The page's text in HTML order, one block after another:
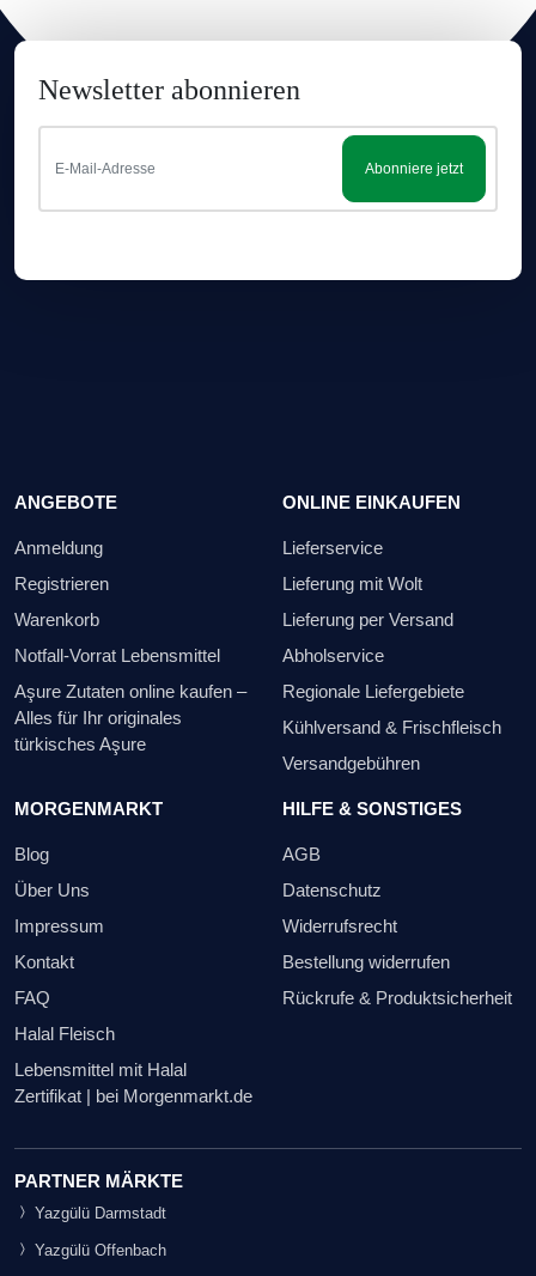
Newsletter abonnieren
Abonniere jetzt
ANGEBOTE
Anmeldung
Registrieren
Warenkorb
Notfall-Vorrat Lebensmittel
Aşure Zutaten online kaufen –
Alles für Ihr originales
türkisches Aşure
ONLINE EINKAUFEN
Lieferservice
Lieferung mit Wolt
Lieferung per Versand
Abholservice
Regionale Liefergebiete
Kühlversand & Frischfleisch
Versandgebühren
MORGENMARKT
Blog
Über Uns
Impressum
Kontakt
FAQ
Halal Fleisch
Lebensmittel mit Halal
Zertifikat | bei Morgenmarkt.de
HILFE & SONSTIGES
AGB
Datenschutz
Widerrufsrecht
Bestellung widerrufen
Rückrufe & Produktsicherheit
PARTNER MÄRKTE
Yazgülü Darmstadt
Yazgülü Offenbach